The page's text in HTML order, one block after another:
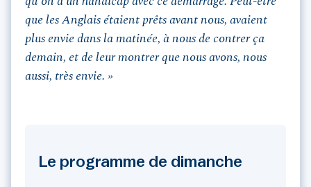
que les Anglais étaient prêts avant nous, avaient
plus envie dans la matinée, à nous de contrer ça
demain, et de leur montrer que nous avons, nous
aussi, très envie. »
Le programme de dimanche